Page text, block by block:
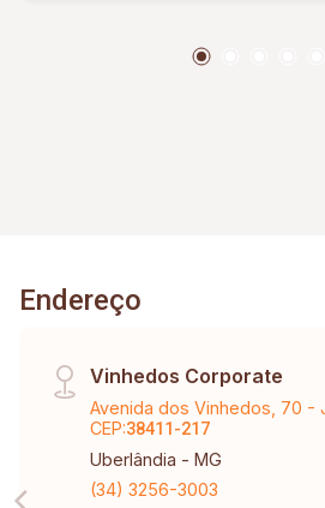
Endereço
Vinhedos Corporate
Avenida dos Vinhedos, 70 -
CEP:38411-217
Uberlândia - MG
(34) 3256-3003